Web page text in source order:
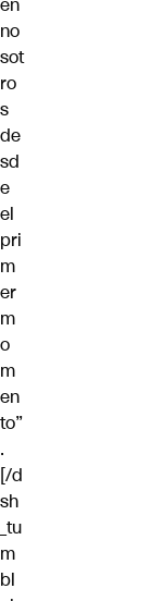
no
sot
ro
s
de
sd
e
el
pri
m
er
m
o
m
en
to”
.
[/d
sh
_tu
m
bl